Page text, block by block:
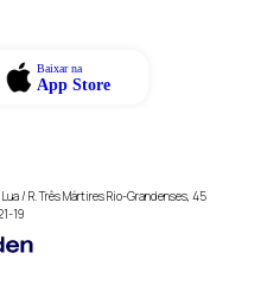
Baixar na
App Store
/ R. Três Mártires Rio-Grandenses, 45
19